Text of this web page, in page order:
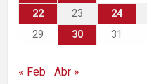
22
23 24
29
30 31
« Feb Abr »